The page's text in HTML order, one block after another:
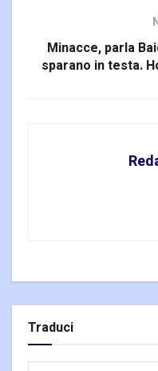
Minacce, parla
sparano in testa.
Traduci